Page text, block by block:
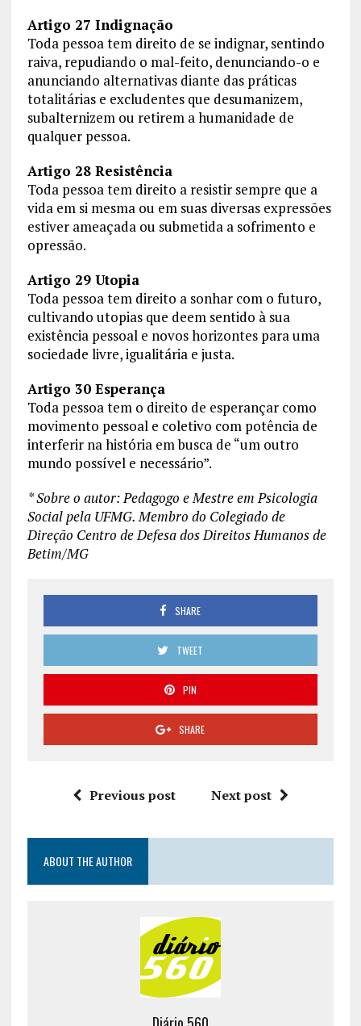
Artigo 27 Indignação
Toda pessoa tem direito de se indignar, sentindo
raiva, repudiando o mal-feito, denunciando-o e
anunciando alternativas diante das práticas
totalitárias e excludentes que desumanizem,
subalternizem ou retirem a humanidade de
qualquer pessoa.
Artigo 28 Resistência
Toda pessoa tem direito a resistir sempre que a
vida em si mesma ou em suas diversas expressões
estiver ameaçada ou submetida a sofrimento e
opressão.
Artigo 29 Utopia
Toda pessoa tem direito a sonhar com o futuro,
cultivando utopias que deem sentido à sua
existência pessoal e novos horizontes para uma
sociedade livre, igualitária e justa.
Artigo 30 Esperança
Toda pessoa tem o direito de esperançar como
movimento pessoal e coletivo com potência de
interferir na história em busca de “um outro
mundo possível e necessário”.
* Sobre o autor: Pedagogo e Mestre em Psicologia
Social pela UFMG. Membro do Colegiado de
Direção Centro de Defesa dos Direitos Humanos de
Betim/MG
SHARE
TWEET
PIN
SHARE
Previous post Next post
ABOUT THE AUTHOR